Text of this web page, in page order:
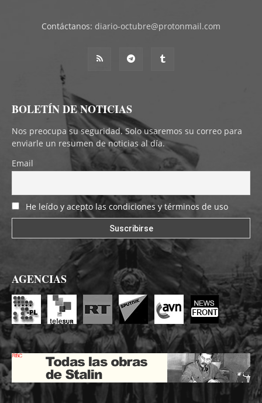
Contáctanos: diario-octubre@protonmail.com
BOLETÍN DE NOTICIAS
Nos preocupa su seguridad. Solo usaremos su correo para
enviarle un resumen de noticias al día.
Email
He leído y acepto las condiciones y términos de uso
AGENCIAS